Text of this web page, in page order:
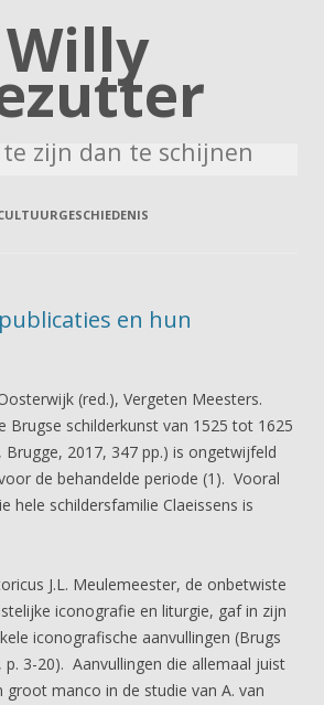
Willy
zijn dan te schijnen
en hun
(red.), Vergeten Meesters.
Brugse schilderkunst van 1525 tot 1625
Brugge, 2017, 347 pp.) is ongetwijfeld
de behandelde periode (1). Vooral
hele schildersfamilie Claeissens is
J.L. Meulemeester, de onbetwiste
iconografie en liturgie, gaf in zijn
iconografische aanvullingen (Brugs
3-20). Aanvullingen die allemaal juist
groot manco in de studie van A. van